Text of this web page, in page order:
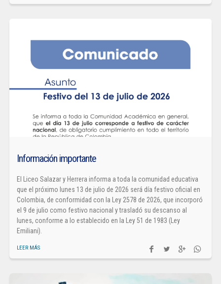
Información importante
El Liceo Salazar y Herrera informa a toda la comunidad educativa
que el próximo lunes 13 de julio de 2026 será día festivo oficial en
Colombia, de conformidad con la Ley 2578 de 2026, que incorporó
el 9 de julio como festivo nacional y trasladó su descanso al
lunes, conforme a lo establecido en la Ley 51 de 1983 (Ley
Emiliani).
LEER MÁS